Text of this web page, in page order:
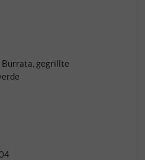
Burrata, gegrillte